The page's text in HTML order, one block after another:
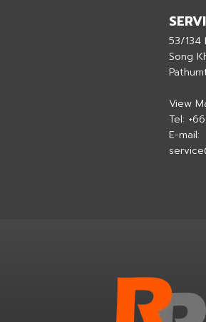
53/134
Song
View
Tel:
E-mail: